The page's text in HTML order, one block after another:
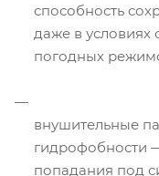
способность
даже в
погодных
внушительные
гидрофобности
попадания под